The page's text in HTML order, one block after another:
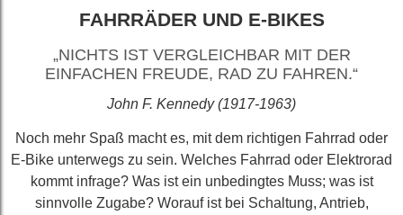
FAHRRÄDER UND E-BIKES
„NICHTS IST VERGLEICHBAR MIT DER
EINFACHEN FREUDE, RAD ZU FAHREN.“
John F. Kennedy (1917-1963)
Noch mehr Spaß macht es, mit dem richtigen Fahrrad oder
E-Bike unterwegs zu sein. Welches Fahrrad oder Elektrorad
kommt infrage? Was ist ein unbedingtes Muss; was ist
sinnvolle Zugabe? Worauf ist bei Schaltung, Antrieb,